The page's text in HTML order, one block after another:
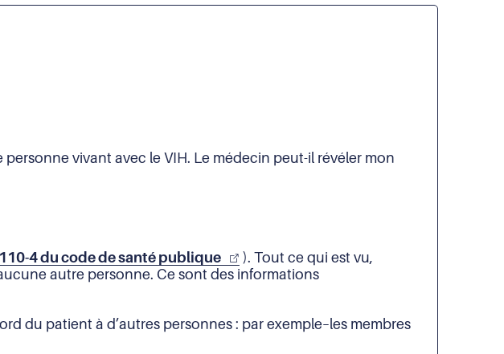
vivant avec le VIH. Le médecin peut-il révéler mon
4 du code de santé publique
). Tout ce qui est vu,
autre personne. Ce sont des informations
du patient à d’autres personnes : par exemple–les membres